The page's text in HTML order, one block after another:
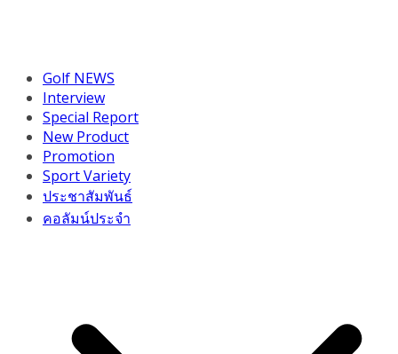
Golf NEWS
Interview
Special Report
New Product
Promotion
Sport Variety
ประชาสัมพันธ์
คอลัมน์ประจำ